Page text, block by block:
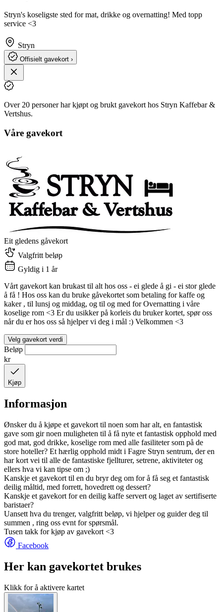
Stryn's koseligste sted for mat, drikke og overnatting! Med topp
service <3
Stryn
Offisielt gavekort ›
Over 20 personer har kjøpt og brukt gavekort hos Stryn Kaffebar &
Vertshus.
Våre gavekort
Eit gledens gåvekort
Valgfritt beløp
Gyldig i 1 år
Vårt gavekort kan brukast til alt hos oss - ei glede å gi - ei stor glede
å få ! Hos oss kan du bruke gåvekortet som betaling for kaffe og
kaker , til lunsj og middag, og til og med for Overnatting i våre
koselige rom <3 Er du usikker på korleis du bruker kortet, spør oss
når du er hos oss så hjelper vi deg i mål :) Velkommen <3
Velg gavekort verdi
Beløp
kr
Kjøp
Informasjon
Ønsker du å kjøpe et gavekort til noen som har alt, en fantastisk
gave som gir noen muligheten til å få nyte et fantastisk opphold med
god mat, god drikke, koselige rom med alle fasiliteter som på de
store hoteller? Et hærlig opphold midt i Fagre Stryn sentrum, der en
har kort vei til alle de fantastiske fjellturer, setrene, aktiviteter og
ellers hva vi kan tipse om ;)
Kanskje et gavekort til en du bryr deg om for å få seg et fantastisk
deilig måltid, med forrett, hovedrett og dessert?
Kanskje et gavekort for en deilig kaffe servert og laget av sertifiserte
baristaer?
Uansett hva du trenger, valgfritt beløp, vi hjelper og guider deg til
summen , ring oss evnt for spørsmål.
Tusen takk for kjøp av gavekort <3
Facebook
Her kan gavekortet brukes
Klikk for å aktivere kartet